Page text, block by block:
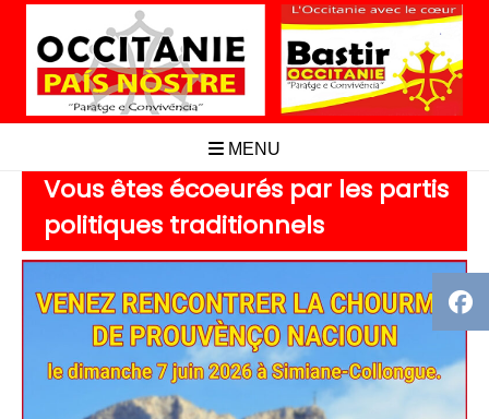
Aller
contenu
MENU
Vous êtes écoeurés par les partis
politiques traditionnels